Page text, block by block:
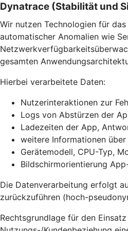
Dynatrace (Stabilität und
Wir nutzen Technologien für
automatischer Anomalien wie
gesamten
Hierbei verarbeitete Daten:
Nutzerinteraktionen zur
Logs von Abstürzen der
Ladezeiten der App,
weitere Informationen
Gerätemodell, CPU-Typ,
Bildschirmorientierung
Die Datenverarbeitung erfolgt
zurückzuführen (hoch-
Rechtsgrundlage für den